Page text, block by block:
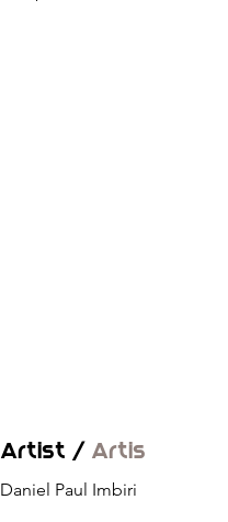
Artist / Artis
Daniel Paul Imbiri